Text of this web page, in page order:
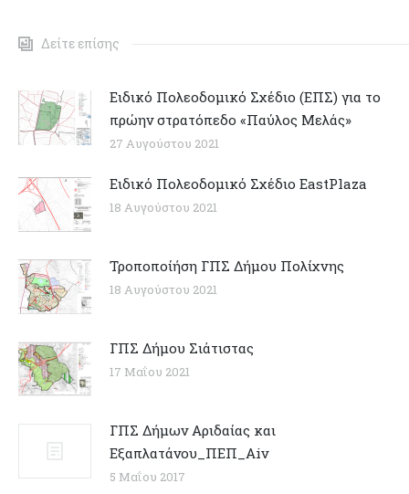
Δείτε επίσης
Ειδικό Πολεοδομικό Σχέδιο (ΕΠΣ) για το
πρώην στρατόπεδο «Παύλος Μελάς»
27 Αυγούστου 2021
Ειδικό Πολεοδομικό Σχέδιο EastPlaza
18 Αυγούστου 2021
Τροποποίήση ΓΠΣ Δήμου Πολίχνης
18 Αυγούστου 2021
ΓΠΣ Δήμου Σιάτιστας
17 Μαΐου 2021
ΓΠΣ Δήμων Αριδαίας και
Εξαπλατάνου_ΠΕΠ_Αiv
5 Μαΐου 2017